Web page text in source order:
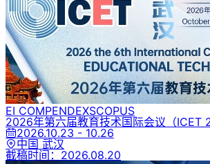
EI COMPENDEXSCOPUS
2026年第六届教育技术国际会议 （ICET
2026.10.23 - 10.26
中国 武汉
截稿时间： 2026.08.20